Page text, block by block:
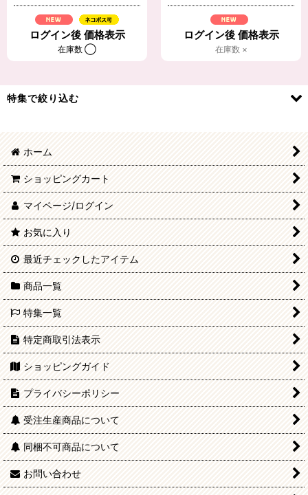
ログイン後 価格表示
在庫数 ◯
ログイン後 価格表示
在庫数 ×
特集で絞り込む
ruruko/オデット ドレス・シューズ
六分の一男子図鑑 ドレス・シューズ
うさぎぃ/でこニキ ドレス・シューズ
ミニ/オビツ11 ドレス・シューズ
ミニ（オビツボディ11使用）
PWストア限定商品
在庫僅少商品
送料無料商品
他社商品
ホーム
ショッピングカート
マイページ/ログイン
お気に入り
最近チェックしたアイテム
商品一覧
特集一覧
特定商取引法表示
ショッピングガイド
プライバシーポリシー
受注生産商品について
同梱不可商品について
お問い合わせ